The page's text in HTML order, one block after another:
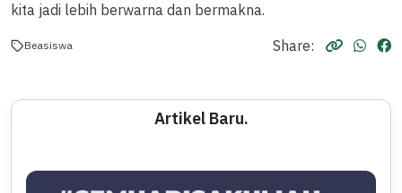
kita jadi lebih berwarna dan bermakna.
Beasiswa Share:
Artikel Baru.